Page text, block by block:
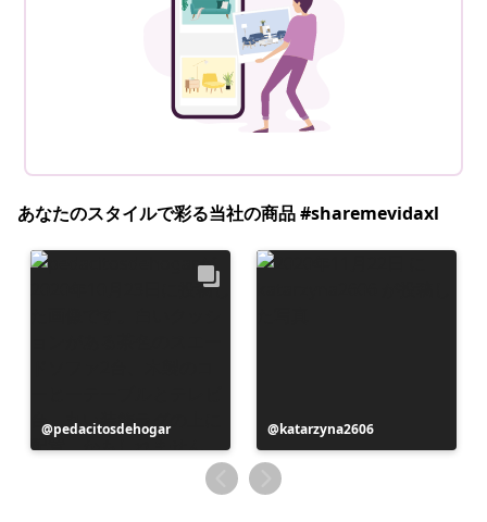
あなたのスタイルで彩る当社の商品 #sharemevidaxl
投
稿
pedacitosdehogar
投
稿
者
katarzyna2606